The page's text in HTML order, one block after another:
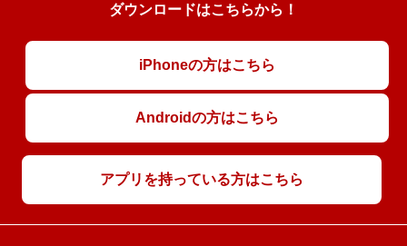
ダウンロードはこちらから！
iPhoneの方はこちら
Androidの方はこちら
アプリを持っている方はこちら